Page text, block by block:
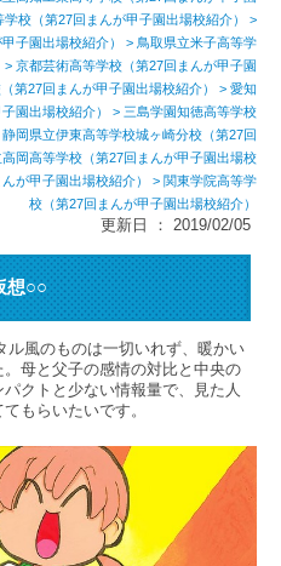
校（第27回まんが甲子園出場校紹介）
>
子園出場校紹介）
> 鳥取県立米子高等学
> 京都芸術高等学校（第27回まんが甲子園
第27回まんが甲子園出場校紹介） > 愛知
園出場校紹介）
> 三島学園知徳高等学校
静岡県立伊東高等学校城ヶ崎分校（第27回
岡高等学校（第27回まんが甲子園出場校
が甲子園出場校紹介）
> 関東学院高等学
校（第27回まんが甲子園出場校紹介）
更新日 ： 2019/02/05
想○○
ル風のものは一切いれず、暖かい
母と父子の感情の対比と中央の
クトと少ない情報量で、見た人
もらいたいです。